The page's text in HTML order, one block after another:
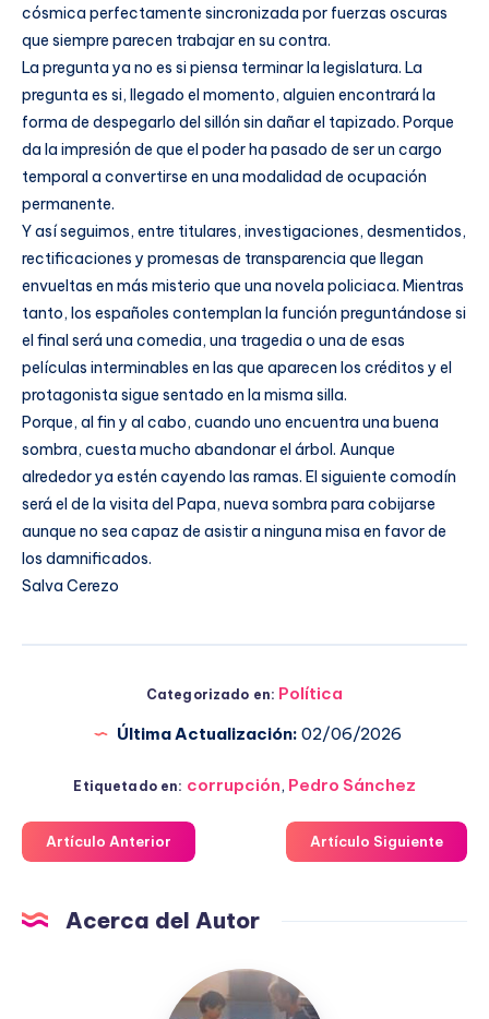
cósmica perfectamente sincronizada por fuerzas oscuras
que siempre parecen trabajar en su contra.
La pregunta ya no es si piensa terminar la legislatura. La
pregunta es si, llegado el momento, alguien encontrará la
forma de despegarlo del sillón sin dañar el tapizado. Porque
da la impresión de que el poder ha pasado de ser un cargo
temporal a convertirse en una modalidad de ocupación
permanente.
Y así seguimos, entre titulares, investigaciones, desmentidos,
rectificaciones y promesas de transparencia que llegan
envueltas en más misterio que una novela policiaca. Mientras
tanto, los españoles contemplan la función preguntándose si
el final será una comedia, una tragedia o una de esas
películas interminables en las que aparecen los créditos y el
protagonista sigue sentado en la misma silla.
Porque, al fin y al cabo, cuando uno encuentra una buena
sombra, cuesta mucho abandonar el árbol. Aunque
alrededor ya estén cayendo las ramas. El siguiente comodín
será el de la visita del Papa, nueva sombra para cobijarse
aunque no sea capaz de asistir a ninguna misa en favor de
los damnificados.
Salva Cerezo
Categorizado en: Política
Última Actualización: 02/06/2026
Etiquetado en: corrupción, Pedro Sánchez
Artículo Anterior Artículo Siguiente
Acerca del Autor
Fuensanta
López